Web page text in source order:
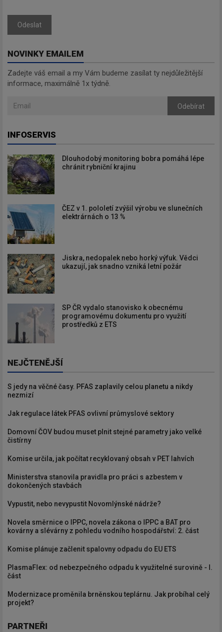
Odeslat
NOVINKY EMAILEM
Zadejte váš email a my Vám budeme zasílat ty nejdůležitější
informace, maximálně 1x týdně.
Odebírat
INFOSERVIS
Dlouhodobý monitoring bobra pomáhá lépe
chránit rybniční krajinu
ČEZ v 1. pololetí zvýšil výrobu ve slunečních
elektrárnách o 13 %
Jiskra, nedopalek nebo horký výfuk. Vědci
ukazují, jak snadno vzniká letní požár
SP ČR vydalo stanovisko k obecnému
programovému dokumentu pro využití
prostředků z ETS
NEJČTENĚJŠÍ
S jedy na věčné časy. PFAS zaplavily celou planetu a nikdy
nezmizí
Jak regulace látek PFAS ovlivní průmyslové sektory
Domovní ČOV budou muset plnit stejné parametry jako velké
čistírny
Komise určila, jak počítat recyklovaný obsah v PET lahvích
Ministerstva stanovila pravidla pro práci s azbestem v
dokončených stavbách
Vypustit, nebo nevypustit Novomlýnské nádrže?
Novela směrnice o IPPC, novela zákona o IPPC a BAT pro
kovárny a slévárny z pohledu vodního hospodářství: 2. část
Komise plánuje začlenit spalovny odpadu do EU ETS
PlasmaFlex: od nebezpečného odpadu k využitelné surovině - I.
část
Modernizace proměnila brněnskou teplárnu. Jak probíhal celý
projekt?
PARTNEŘI